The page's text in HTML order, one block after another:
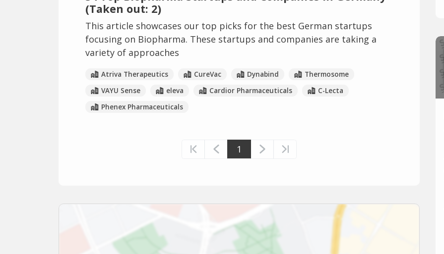
(Taken out: 2)
This article showcases our top picks for the best German startups
focusing on Biopharma. These startups and companies are taking a
variety of approaches
Atriva Therapeutics CureVac Dynabind
Thermosome
VAYU Sense
eleva Cardior Pharmaceuticals
C-Lecta
Phenex Pharmaceuticals
1